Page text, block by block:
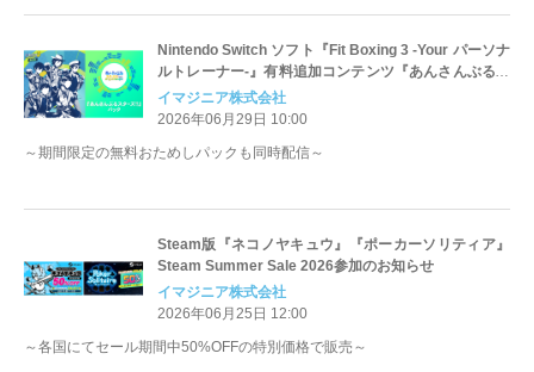
Nintendo Switch ソフト『Fit Boxing 3 -Your パーソナ
ルトレーナー-』有料追加コンテンツ『あんさんぶるス
ターズ！！』パック配信決定のお知らせ
イマジニア株式会社
2026年06月29日 10:00
～期間限定の無料おためしパックも同時配信～
Steam版『ネコノヤキュウ』『ポーカーソリティア』
Steam Summer Sale 2026参加のお知らせ
イマジニア株式会社
2026年06月25日 12:00
～各国にてセール期間中50%OFFの特別価格で販売～